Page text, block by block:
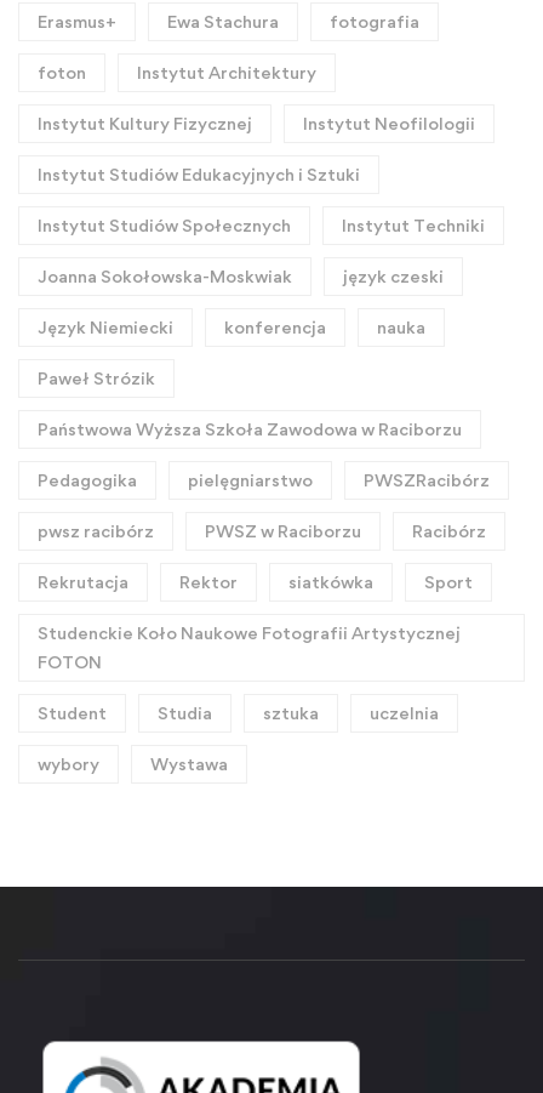
Erasmus+ Ewa Stachura fotografia
foton Instytut Architektury
Instytut Kultury Fizycznej Instytut Neofilologii
Instytut Studiów Edukacyjnych i Sztuki
Instytut Studiów Społecznych Instytut Techniki
Joanna Sokołowska-Moskwiak język czeski
Język Niemiecki konferencja nauka
Paweł Strózik
Państwowa Wyższa Szkoła Zawodowa w Raciborzu
Pedagogika pielęgniarstwo PWSZRacibórz
pwsz racibórz PWSZ w Raciborzu Racibórz
Rekrutacja Rektor siatkówka Sport
Studenckie Koło Naukowe Fotografii Artystycznej
FOTON
Student Studia sztuka uczelnia
wybory Wystawa